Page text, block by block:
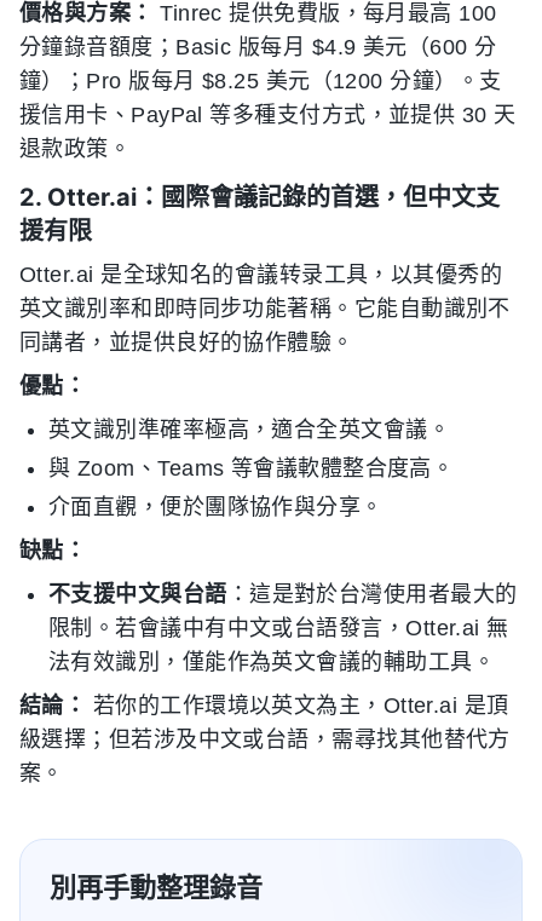
價格與方案：
Tinrec 提供免費版，每月最高 100
分鐘錄音額度；Basic 版每月 $4.9 美元（600 分
鐘）；Pro 版每月 $8.25 美元（1200 分鐘）。支
援信用卡、PayPal 等多種支付方式，並提供 30 天
退款政策。
2. Otter.ai：國際會議記錄的首選，但中文支
援有限
Otter.ai 是全球知名的會議转录工具，以其優秀的
英文識別率和即時同步功能著稱。它能自動識別不
同講者，並提供良好的協作體驗。
優點：
英文識別準確率極高，適合全英文會議。
與 Zoom、Teams 等會議軟體整合度高。
介面直觀，便於團隊協作與分享。
缺點：
不支援中文與台語 ：這是對於台灣使用者最大的
限制。若會議中有中文或台語發言，Otter.ai 無
法有效識別，僅能作為英文會議的輔助工具。
結論：
若你的工作環境以英文為主，Otter.ai 是頂
級選擇；但若涉及中文或台語，需尋找其他替代方
案。
別再手動整理錄音